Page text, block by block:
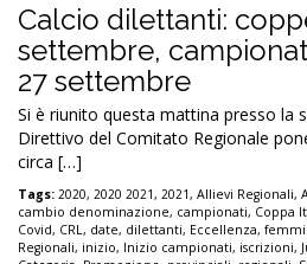
Calcio dilettanti:
settembre,
27 settembre
Si è riunito questa mattina presso la
Direttivo del Comitato Regionale
circa […]
Tags: 2020, 2020 2021, 2021, Allievi Regionali,
cambio denominazione, campionati, Coppa
Covid, CRL, date, dilettanti, Eccellenza,
Regionali, inizio, Inizio campionati, iscrizioni,